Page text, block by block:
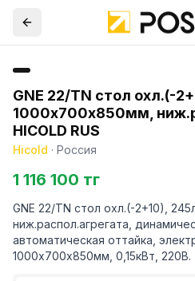
GNE 22/TN стол охл.(-
1000х700х850мм,
HICOLD RUS
Hicold · Россия
1 116 100 тг
GNE 22/TN стол охл.(-2+10),
ниж.распол.агрегата,
автоматическая оттайка,
1000х700х850мм, 0,15кВт, 220В.